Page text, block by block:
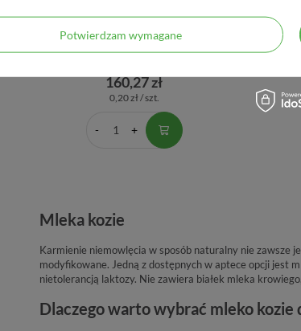
Kendamil, Kozie mleko
160,27 zł
0,20 zł / szt.
Mleka kozie
Karmienie niemowlęcia w sposób naturalny nie zawsze
modyfikowane. Jedną z dostępnych w aptece opcji jest
nietolerancją laktozy. Nie zawiera białek mleka
Dlaczego warto wybrać mleko kozie
Potwierdzam wymagane